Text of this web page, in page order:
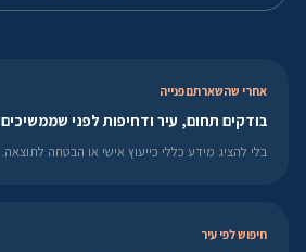
אחרי שהשארתם פנייה
בודקים תחום, עיר ודחיפות לפני שממשיכים
בלי להציג מידע כללי כייעוץ אישי או הבטחה לתוצאה.
חיפוש לפי עיר